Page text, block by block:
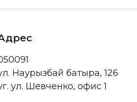
Наурызбай батыра, 126
ул. Шевченко, офис 1